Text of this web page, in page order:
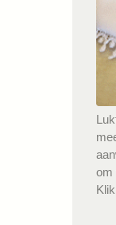
om
Klik